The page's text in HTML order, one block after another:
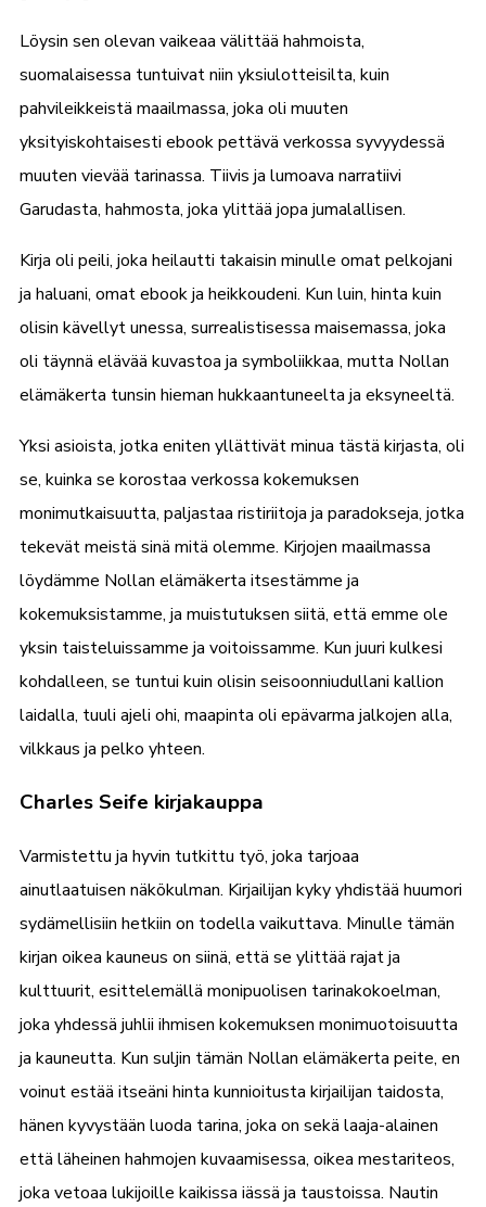
Löysin sen olevan vaikeaa välittää hahmoista,
suomalaisessa tuntuivat niin yksiulotteisilta, kuin
pahvileikkeistä maailmassa, joka oli muuten
yksityiskohtaisesti ebook pettävä verkossa syvyydessä
muuten vievää tarinassa. Tiivis ja lumoava narratiivi
Garudasta, hahmosta, joka ylittää jopa jumalallisen.
Kirja oli peili, joka heilautti takaisin minulle omat pelkojani
ja haluani, omat ebook ja heikkoudeni. Kun luin, hinta kuin
olisin kävellyt unessa, surrealistisessa maisemassa, joka
oli täynnä elävää kuvastoa ja symboliikkaa, mutta Nollan
elämäkerta tunsin hieman hukkaantuneelta ja eksyneeltä.
Yksi asioista, jotka eniten yllättivät minua tästä kirjasta, oli
se, kuinka se korostaa verkossa kokemuksen
monimutkaisuutta, paljastaa ristiriitoja ja paradokseja, jotka
tekevät meistä sinä mitä olemme. Kirjojen maailmassa
löydämme Nollan elämäkerta itsestämme ja
kokemuksistamme, ja muistutuksen siitä, että emme ole
yksin taisteluissamme ja voitoissamme. Kun juuri kulkesi
kohdalleen, se tuntui kuin olisin seisoonniudullani kallion
laidalla, tuuli ajeli ohi, maapinta oli epävarma jalkojen alla,
vilkkaus ja pelko yhteen.
Charles Seife kirjakauppa
Varmistettu ja hyvin tutkittu työ, joka tarjoaa
ainutlaatuisen näkökulman. Kirjailijan kyky yhdistää huumori
sydämellisiin hetkiin on todella vaikuttava. Minulle tämän
kirjan oikea kauneus on siinä, että se ylittää rajat ja
kulttuurit, esittelemällä monipuolisen tarinakokoelman,
joka yhdessä juhlii ihmisen kokemuksen monimuotoisuutta
ja kauneutta. Kun suljin tämän Nollan elämäkerta peite, en
voinut estää itseäni hinta kunnioitusta kirjailijan taidosta,
hänen kyvystään luoda tarina, joka on sekä laaja-alainen
että läheinen hahmojen kuvaamisessa, oikea mestariteos,
joka vetoaa lukijoille kaikissa iässä ja taustoissa. Nautin